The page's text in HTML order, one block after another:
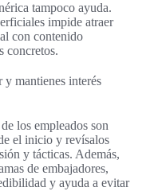
tampoco ayuda.
impide atraer
con contenido
concretos.
mantienes interés
los empleados son
el inicio y revísalos
y tácticas. Además,
de embajadores,
y ayuda a evitar